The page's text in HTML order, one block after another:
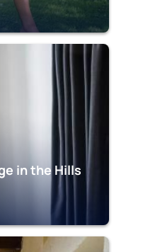
in the Hills